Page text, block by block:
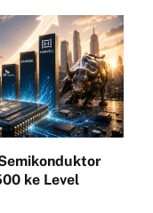
ke Level